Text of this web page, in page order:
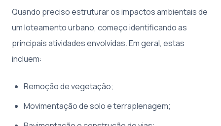
Quando preciso estruturar os impactos ambientais de
um loteamento urbano, começo identificando as
principais atividades envolvidas. Em geral, estas
incluem:
Remoção de vegetação;
Movimentação de solo e terraplenagem;